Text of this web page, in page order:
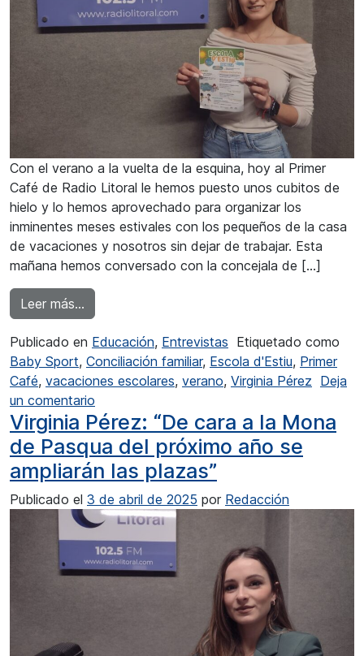
Con el verano a la vuelta de la esquina, hoy al Primer
Café de Radio Litoral le hemos puesto unos cubitos de
hielo y lo hemos aprovechado para organizar los
inminentes meses estivales con los pequeños de la casa
de vacaciones y nosotros sin dejar de trabajar. Esta
mañana hemos conversado con la concejala de […]
Leer más…
Publicado en Educación, Entrevistas Etiquetado como
Baby Sport, Conciliación familiar, Escola d'Estiu, Primer
Café, vacaciones escolares, verano, Virginia Pérez Deja
un comentario
Virginia Pérez: “De cara a la Mona
de Pasqua del próximo año se
ampliarán las plazas”
Publicado el 3 de abril de 2025 por Redacción